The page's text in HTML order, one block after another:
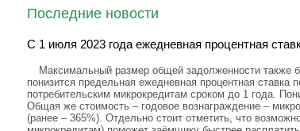
Последние новости
С 1 июля 2023 года ежедневная процентная
Максимальный размер общей задолженности также
понизится предельная ежедневная процентная ставка
потребительским микрокредитам сроком до 1 года.
Общая же стоимость – годовое вознаграждение –
(ранее – 365%). Отдельно стоит отметить, что